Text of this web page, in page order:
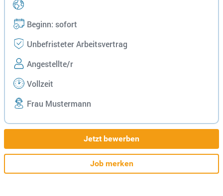
Beginn: sofort
Unbefristeter Arbeitsvertrag
Angestellte/r
Vollzeit
Frau Mustermann
Jetzt bewerben
Job merken